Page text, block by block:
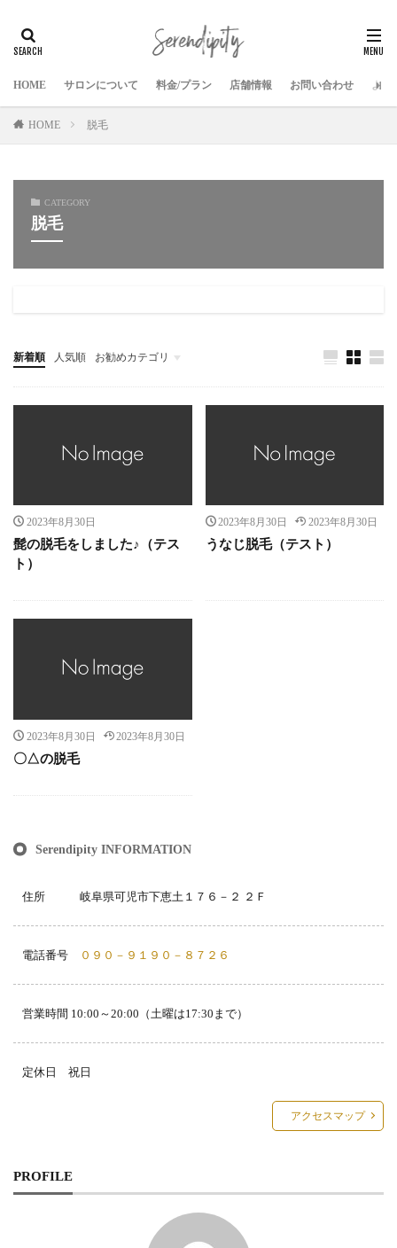
HOME サロンについて 料金/プラン 店舗情報 お問い合わせ よく
HOME 脱毛
CATEGORY
脱毛
新着順 人気順 お勧めカテゴリ
header-menu
ハーバリウム
リベリーノ
2023年8月30日
髭の脱毛をしました♪（テス
ト）
2023年8月30日 2023年8月30日
うなじ脱毛（テスト）
2023年8月30日 2023年8月30日
〇△の脱毛
Serendipity INFORMATION
住所 岐阜県可児市下恵土１７６－２ ２Ｆ
電話番号 ０９０－９１９０－８７２６
営業時間 10:00～20:00（土曜は17:30まで）
定休日 祝日
アクセスマップ
PROFILE